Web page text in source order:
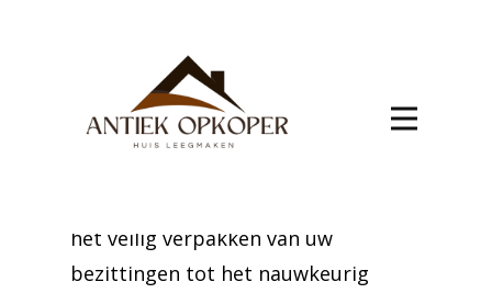
Verhuizen naar Houtain-Le-Val hoeft
geen hoofdpijn te zijn. Vertrouw op
het veilig verpakken van uw
bezittingen tot het nauwkeurig